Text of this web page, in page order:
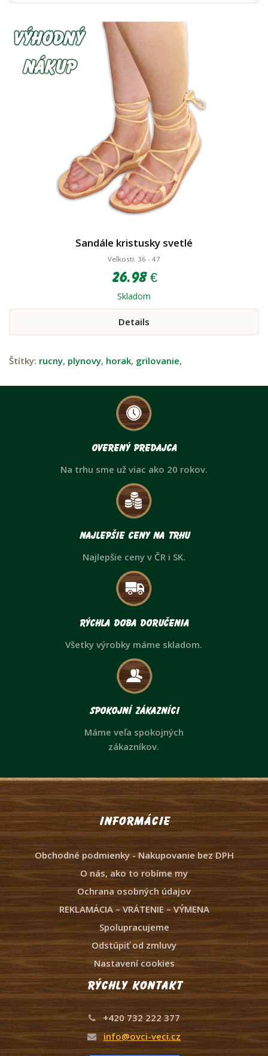
Sandále kristusky svetlé
Veľkosti: 36 - 47
26.98 €
Skladom
Details
Štítky: rucny, plynovy, horak, grilovanie,
Overený predajca
Na trhu sme už viac ako 20 rokov.
Najlepšie ceny na trhu
Najlepšie ceny v ČR i SK.
Rýchla doba doručenia
Všetky výrobky máme skladom.
Spokojní zákazníci
Máme veľa spokojných
zákazníkov.
Informácie
Obchodné podmienky - Nakupovanie bez DPH
O nás, ako to robíme my
Ochrana osobných údajov
REKLAMÁCIA – VRÁTENIE – VÝMENA
Spolupracujeme
Odstúpiť od zmluvy
Nastavení cookies
Rýchly kontakt
+420 732 222 377
info@ovci-veci.cz